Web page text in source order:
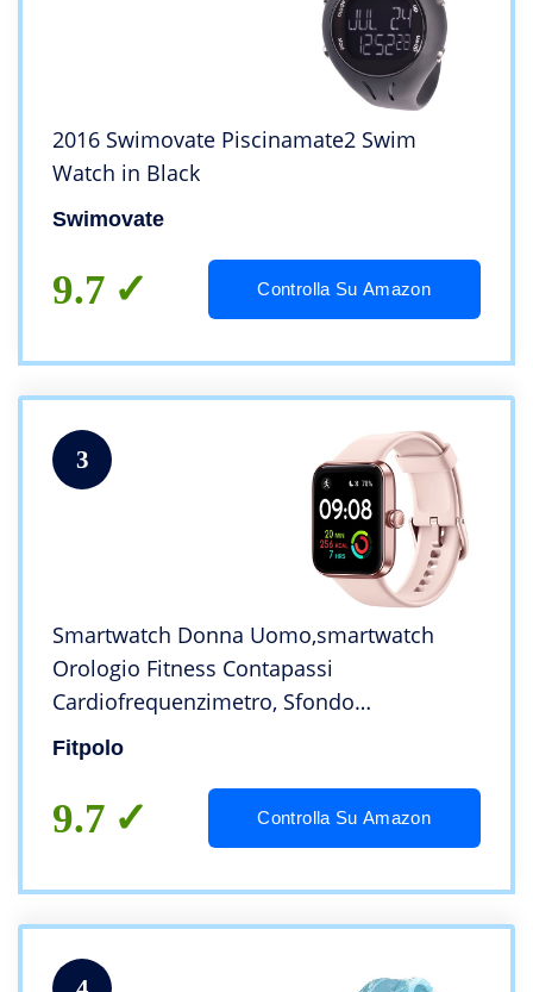
2016 Swimovate Piscinamate2 Swim
Watch in Black
Swimovate
9.7 Controlla Su Amazon
3
Smartwatch Donna Uomo,smartwatch
Orologio Fitness Contapassi
Cardiofrequenzimetro, Sfondo
Personalizzato, Modalità Nuoto, Gestire la
Musica, GPS Condiviso, Meteo (Pink)
Fitpolo
9.7 Controlla Su Amazon